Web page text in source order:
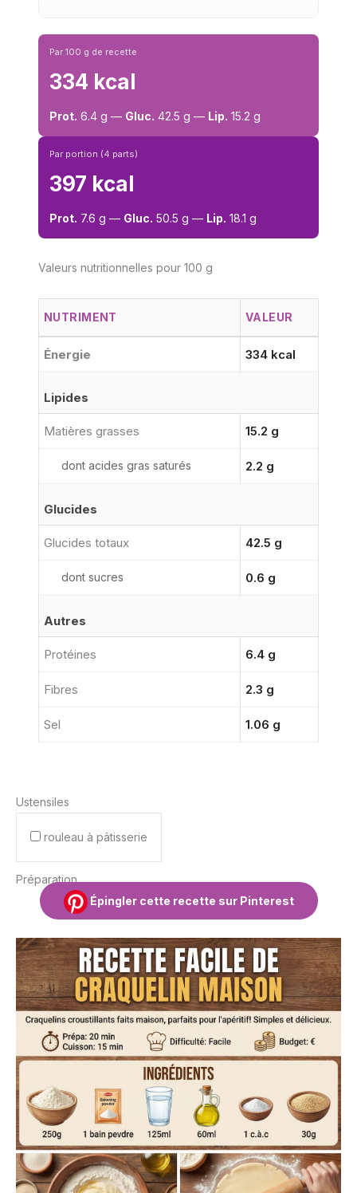
Par 100 g de recette
334 kcal
Prot. 6.4 g — Gluc. 42.5 g — Lip. 15.2 g
Par portion (4 parts)
397 kcal
Prot. 7.6 g — Gluc. 50.5 g — Lip. 18.1 g
Valeurs nutritionnelles pour 100 g
NUTRIMENT VALEUR
Énergie 334 kcal
Lipides
Matières grasses 15.2 g
dont acides gras saturés 2.2 g
Glucides
Glucides totaux 42.5 g
dont sucres 0.6 g
Autres
Protéines 6.4 g
Fibres 2.3 g
Sel 1.06 g
Ustensiles
rouleau à pâtisserie
Préparation
Épingler cette recette sur Pinterest